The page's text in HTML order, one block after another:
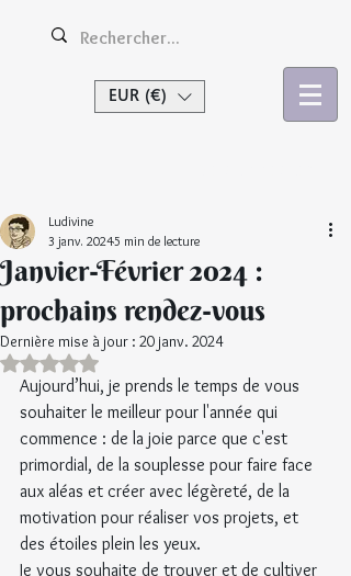
EUR (€)
Janvier-Février 2024 :
prochains rendez-vous
Ludivine
3 janv. 20245 min de lecture
Dernière mise à jour : 20 janv. 2024
Noté NaN étoiles sur 5.
Aujourd’hui, je prends le temps de vous
souhaiter le meilleur pour l'année qui
commence : de la joie parce que c'est
primordial, de la souplesse pour faire face
aux aléas et créer avec légèreté, de la
motivation pour réaliser vos projets, et
des étoiles plein les yeux.
Je vous souhaite de trouver et de cultiver